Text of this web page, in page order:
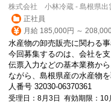
株式会社 小林冷蔵 - 島根県出
正社員
月給 185,000円 ～
水産物の卸売販売に関わる事
今回募集するのは、会社を
伝票入力などの基本業務か
ながら、島根県産の水産物
人番号 32030-06370361
受理日：8月3日 有効期限：10